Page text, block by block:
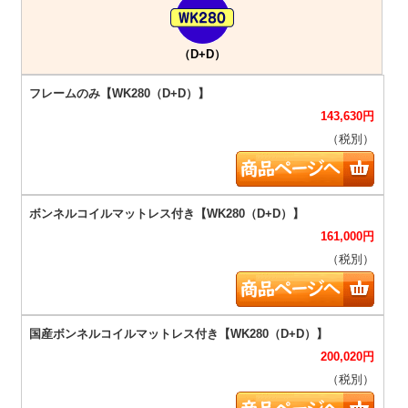
（D+D）
143,630円
（税別）
161,000円
（税別）
200,020円
（税別）